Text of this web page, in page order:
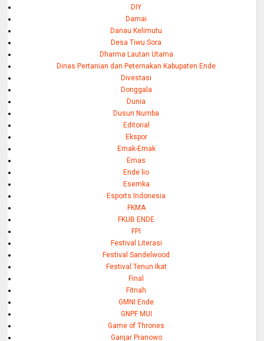
DIY
Damai
Danau Kelimutu
Desa Tiwu Sora
Dharma Lautan Utama
Dinas Pertanian dan Peternakan Kabupaten Ende
Divestasi
Donggala
Dunia
Dusun Numba
Editorial
Ekspor
Emak-Emak
Emas
Ende lio
Esemka
Esports Indonesia
FKMA
FKUB ENDE
FPI
Festival Literasi
Festival Sandelwood
Festival Tenun Ikat
Final
Fitnah
GMNI Ende
GNPF MUI
Game of Thrones
Ganjar Pranowo